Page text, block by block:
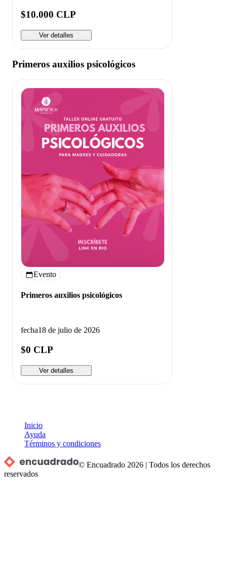
$10.000 CLP
Ver detalles
Primeros auxilios psicológicos
Evento
Primeros auxilios psicológicos
fecha18 de julio de 2026
$0 CLP
Ver detalles
Inicio
Ayuda
Términos y condiciones
© Encuadrado 2026 |Todos los derechos
reservados